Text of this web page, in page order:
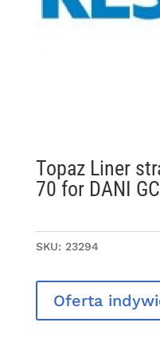
Topaz Liner
70 for DANI
SKU: 23294
Oferta